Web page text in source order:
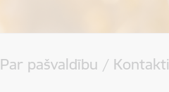
Par pašvaldību / Kontakti